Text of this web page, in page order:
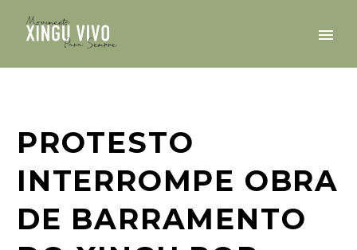
PROTESTO
INTERROMPE OBRA
DE BARRAMENTO